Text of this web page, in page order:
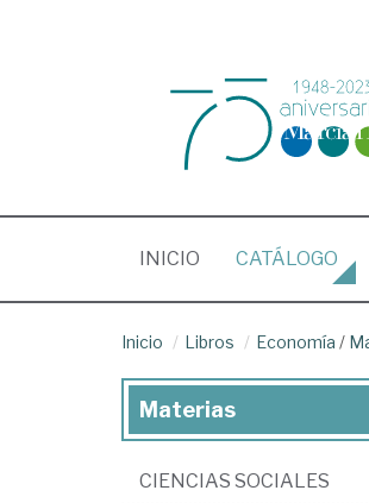
INICIO (CURRENT)
CATÁLOGO
Inicio Libros Economía /
Materias
CIENCIAS SOCIALES